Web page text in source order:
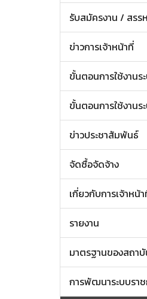
รับสมัครงาน / สรร
ข่าวการเจ้าหน้าที่
ขั้นตอนการใช้งาน
ขั้นตอนการใช้งาน
ข่าวประชาสัมพันธ์
จัดซื้อจัดจ้าง
เกี่ยวกับการเจ้าหน้
รายงาน
มาตรฐานของสถา
การพัฒนาระบบรา